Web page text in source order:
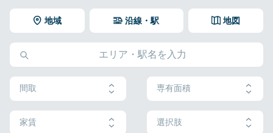
地域 地図
沿線・駅
間取 専有面積
家賃 選択肢